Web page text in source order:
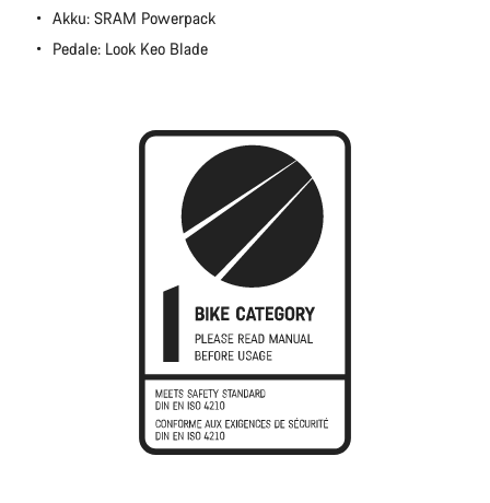
Akku: SRAM Powerpack
Pedale: Look Keo Blade